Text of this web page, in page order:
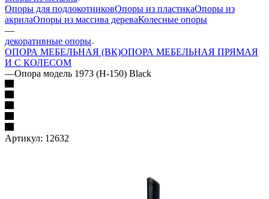
Опоры для подлокотниковОпоры из пластикаОпоры из
акрилаОпоры из массива дереваКолесные опоры
—
декоративные опоры
ОПОРА МЕБЕЛЬНАЯ (ВК)ОПОРА МЕБЕЛЬНАЯ ПРЯМАЯ
И С КОЛЕСОМ
—Опора модель 1973 (H-150) Black
Артикул: 12632